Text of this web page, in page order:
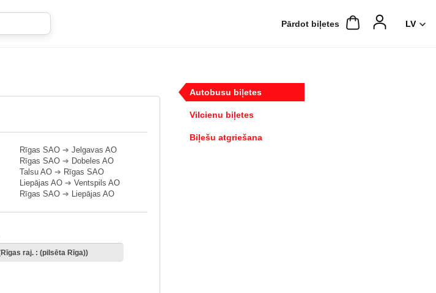
Pārdot biļetes
Rīgas SAO➔ Jelgavas AO
Rīgas SAO➔ Dobeles AO
Talsu AO➔ Rīgas SAO
Liepājas AO➔ Ventspils AO
Rīgas SAO➔ Liepājas AO
Autobusu biļetes
Vilcienu biļetes
Biļešu atgriešana